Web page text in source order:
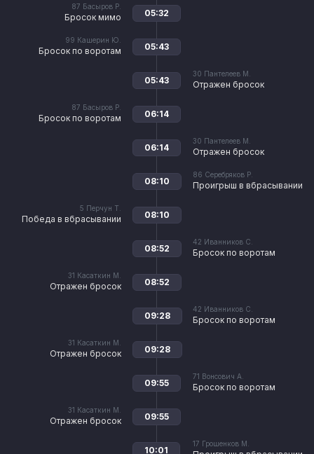
87 Басыров Р.
Бросок мимо 05:32
99 Кашерин Ю.
Бросок по воротам 05:43
30 Пантелеев М.
Отражен бросок
05:43
87 Басыров Р.
Бросок по воротам 06:14
30 Пантелеев М.
Отражен бросок
06:14
86 Серебряков Р.
Проигрыш в вбрасывании
08:10
5 Перчун Т.
Победа в вбрасывании 08:10
42 Иванников С.
Бросок по воротам
08:52
31 Касаткин М.
Отражен бросок 08:52
42 Иванников С.
Бросок по воротам
09:28
31 Касаткин М.
Отражен бросок 09:28
71 Вонсович А.
Бросок по воротам
09:55
31 Касаткин М.
Отражен бросок 09:55
17 Грошенков М.
10:01